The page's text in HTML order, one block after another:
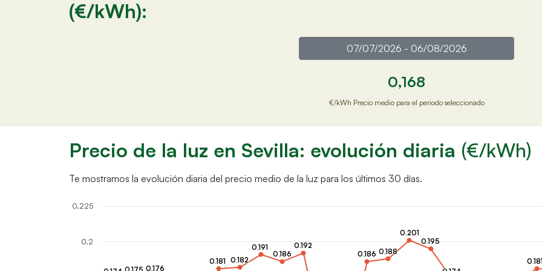
(€/kWh):
0,168
€/kWh Precio medio para el periodo seleccionado
Precio de la luz en Sevilla: evolución diaria (€/kWh)
Te mostramos la evolución diaria del precio medio de la luz para los últimos 30 días.
0.176
0.176
0.181
0.181 0.182
0.182
0.191
0.191
0.186
0.186
0.192
0.192
0.186
0.186 0.188
0.188
0.201
0.201
0.195
0.195
0.181
0.181
0.2
0.225